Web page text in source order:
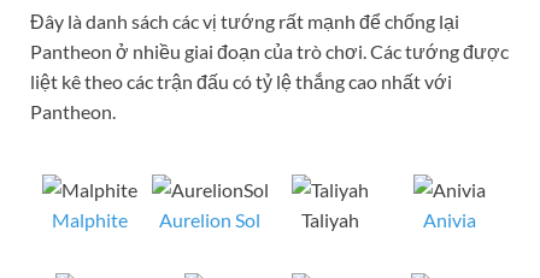
Đây là danh sách các vị tướng rất mạnh để chống lại
Pantheon ở nhiều giai đoạn của trò chơi. Các tướng được
liệt kê theo các trận đấu có tỷ lệ thắng cao nhất với
Pantheon.
Malphite Aurelion Sol Taliyah Anivia